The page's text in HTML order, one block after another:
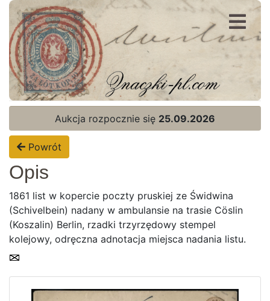
Rejestracja
Logowanie
Strona Główna
Aukcja rozpocznie się 25.09.2026
Powrót
Opis
1861 list w kopercie poczty pruskiej ze Świdwina
(Schivelbein) nadany w ambulansie na trasie Cöslin
(Koszalin) Berlin, rzadki trzyrzędowy stempel
kolejowy, odręczna adnotacja miejsca nadania listu.